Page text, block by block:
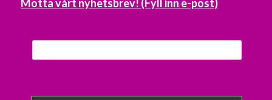
Motta vårt nyhetsbrev! (Fyll inn e-post)